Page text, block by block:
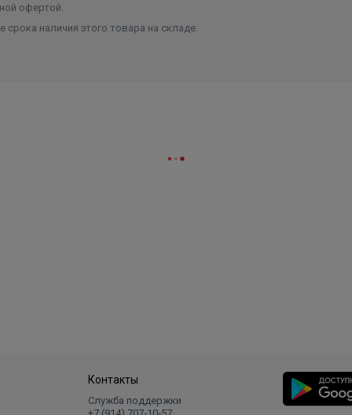
офертой.
наличия этого товара на складе.
Контакты
Служба поддержки